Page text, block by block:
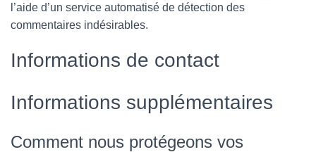
l’aide d’un service automatisé de détection des
commentaires indésirables.
Informations de contact
Informations supplémentaires
Comment nous protégeons vos